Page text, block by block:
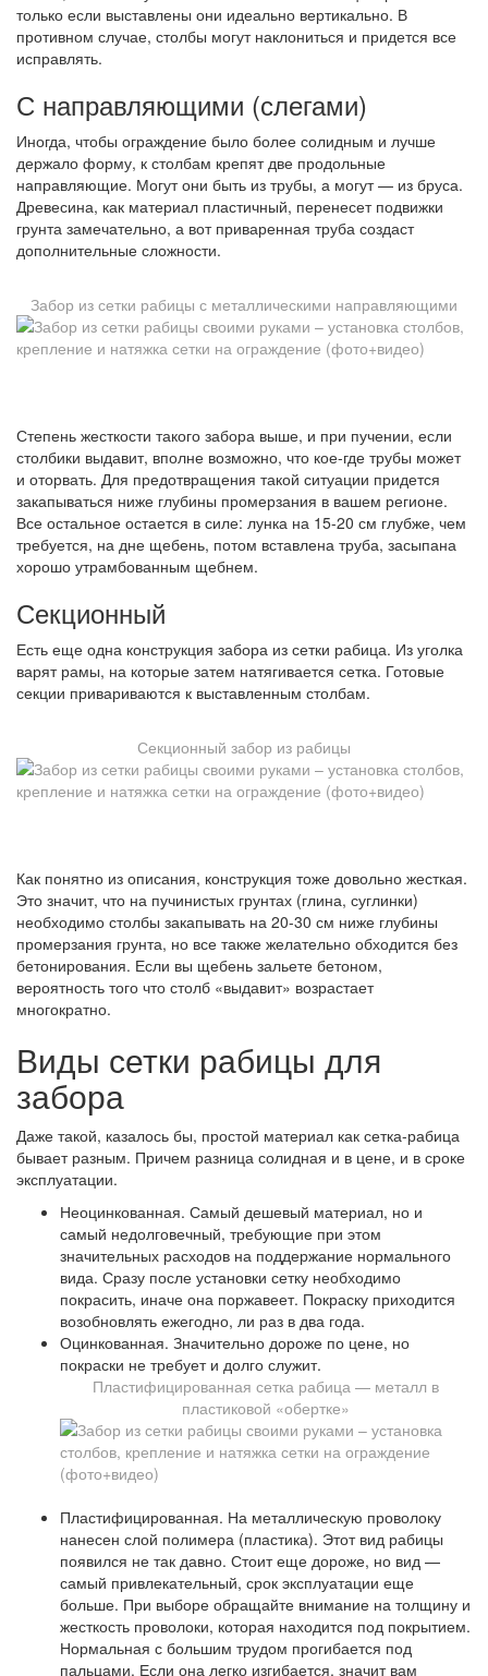
только если выставлены они идеально вертикально. В
противном случае, столбы могут наклониться и придется все
исправлять.
С направляющими (слегами)
Иногда, чтобы ограждение было более солидным и лучше
держало форму, к столбам крепят две продольные
направляющие. Могут они быть из трубы, а могут — из бруса.
Древесина, как материал пластичный, перенесет подвижки
грунта замечательно, а вот приваренная труба создаст
дополнительные сложности.
Забор из сетки рабицы с металлическими направляющими
Степень жесткости такого забора выше, и при пучении, если
столбики выдавит, вполне возможно, что кое-где трубы может
и оторвать. Для предотвращения такой ситуации придется
закапываться ниже глубины промерзания в вашем регионе.
Все остальное остается в силе: лунка на 15-20 см глубже, чем
требуется, на дне щебень, потом вставлена труба, засыпана
хорошо утрамбованным щебнем.
Секционный
Есть еще одна конструкция забора из сетки рабица. Из уголка
варят рамы, на которые затем натягивается сетка. Готовые
секции привариваются к выставленным столбам.
Секционный забор из рабицы
Как понятно из описания, конструкция тоже довольно жесткая.
Это значит, что на пучинистых грунтах (глина, суглинки)
необходимо столбы закапывать на 20-30 см ниже глубины
промерзания грунта, но все также желательно обходится без
бетонирования. Если вы щебень зальете бетоном,
вероятность того что столб «выдавит» возрастает
многократно.
Виды сетки рабицы для
забора
Даже такой, казалось бы, простой материал как сетка-рабица
бывает разным. Причем разница солидная и в цене, и в сроке
эксплуатации.
Неоцинкованная. Самый дешевый материал, но и
самый недолговечный, требующие при этом
значительных расходов на поддержание нормального
вида. Сразу после установки сетку необходимо
покрасить, иначе она поржавеет. Покраску приходится
возобновлять ежегодно, ли раз в два года.
Оцинкованная. Значительно дороже по цене, но
покраски не требует и долго служит.
Пластифицированная сетка рабица — металл в
пластиковой «обертке»
Пластифицированная. На металлическую проволоку
нанесен слой полимера (пластика). Этот вид рабицы
появился не так давно. Стоит еще дороже, но вид —
самый привлекательный, срок эксплуатации еще
больше. При выборе обращайте внимание на толщину и
жесткость проволоки, которая находится под покрытием.
Нормальная с большим трудом прогибается под
пальцами. Если она легко изгибается, значит вам